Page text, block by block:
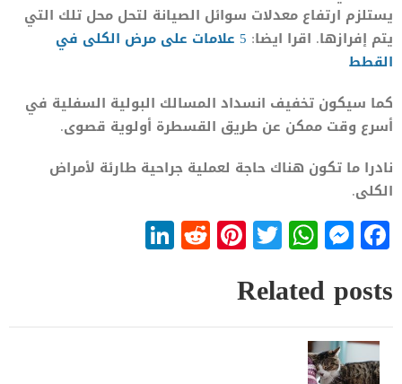
يستلزم ارتفاع معدلات سوائل الصيانة لتحل محل تلك التي
يتم إفرازها. اقرا ايضا:
5 علامات على مرض الكلى في
القطط
كما سيكون تخفيف انسداد المسالك البولية السفلية في
أسرع وقت ممكن عن طريق القسطرة أولوية قصوى.
نادرا ما تكون هناك حاجة لعملية جراحية طارئة لأمراض
الكلى.
Facebook
Messenger
WhatsApp
Twitter
Pinterest
Reddit
Related posts